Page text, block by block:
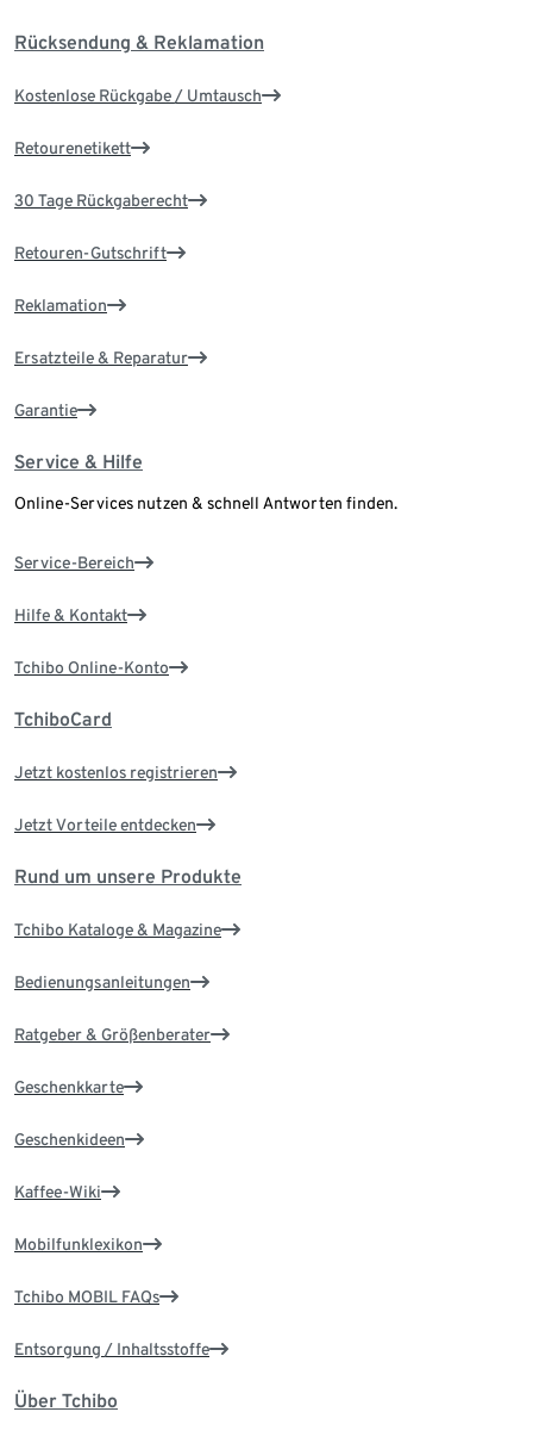
Rücksendung & Reklamation
Kostenlose Rückgabe / Umtausch
Retourenetikett
30 Tage Rückgaberecht
Retouren-Gutschrift
Reklamation
Ersatzteile & Reparatur
Garantie
Service & Hilfe
Online-Services nutzen & schnell Antworten finden.
Service-Bereich
Hilfe & Kontakt
Tchibo Online-Konto
TchiboCard
Jetzt kostenlos registrieren
Jetzt Vorteile entdecken
Rund um unsere Produkte
Tchibo Kataloge & Magazine
Bedienungsanleitungen
Ratgeber & Größenberater
Geschenkkarte
Geschenkideen
Kaffee-Wiki
Mobilfunklexikon
Tchibo MOBIL FAQs
Entsorgung / Inhaltsstoffe
Über Tchibo